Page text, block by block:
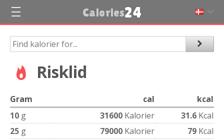
Calories24
Risklid
Gram cal
kcal
10 g 31600 Kalorier 31.6 Kcal
25 g 79000 Kalorier 79 Kcal